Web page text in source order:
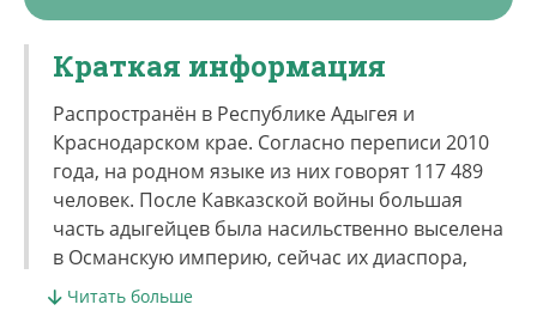
Краткая информация
Распространён в Республике Адыгея и
Краснодарском крае. Согласно переписи 2010
года, на родном языке из них говорят 117 489
человек. После Кавказской войны большая
часть адыгейцев была насильственно выселена
в Османскую империю, сейчас их диаспора,
проживающие, в основном, в странах Ближнего
Читать больше